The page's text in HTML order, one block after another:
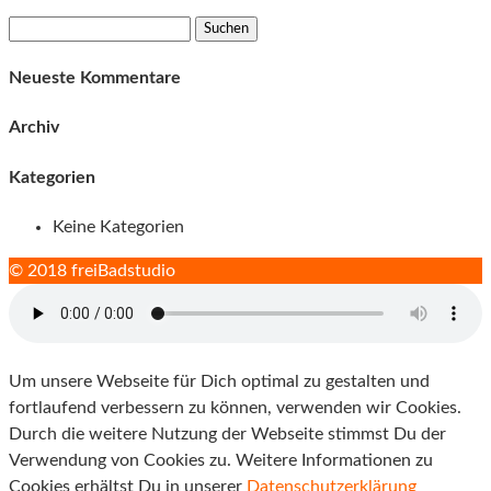
Neueste Kommentare
Archiv
Kategorien
Keine Kategorien
© 2018 freiBadstudio
Um unsere Webseite für Dich optimal zu gestalten und
fortlaufend verbessern zu können, verwenden wir Cookies.
Durch die weitere Nutzung der Webseite stimmst Du der
Verwendung von Cookies zu. Weitere Informationen zu
Cookies erhältst Du in unserer Datenschutzerklärung